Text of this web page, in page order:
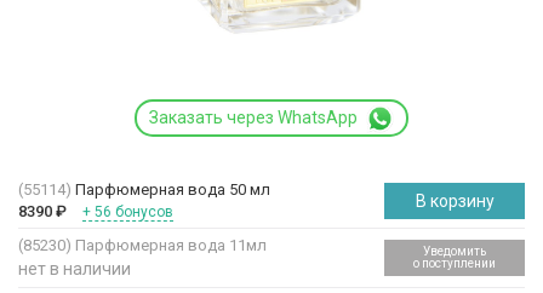
Заказать через WhatsApp
(55114) Парфюмерная вода 50 мл
8390 ₽ + 56 бонусов
В корзину
(85230) Парфюмерная вода 11мл
нет в наличии
Уведомить
о поступлении